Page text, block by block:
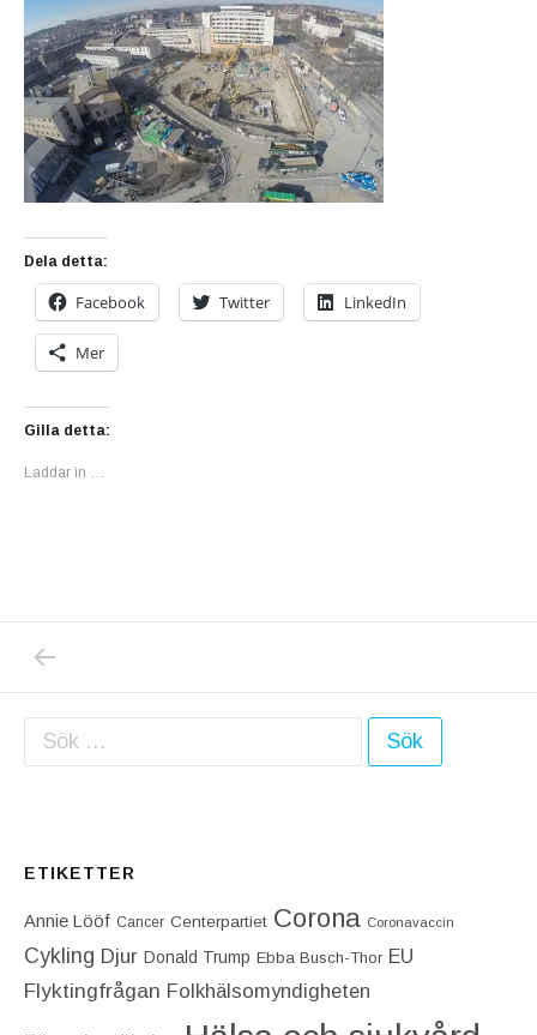
Dela detta:
Facebook Twitter LinkedIn
Mer
Gilla detta:
Laddar in …
Inläggsnavigering
Sök efter:
ETIKETTER
Annie Lööf Cancer Centerpartiet‎ Corona Coronavaccin
Cykling Djur Donald Trump Ebba Busch-Thor EU
Flyktingfrågan Folkhälsomyndigheten